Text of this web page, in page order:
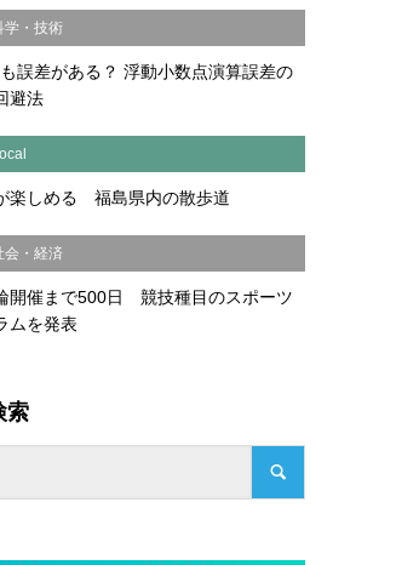
学・技術
誤差がある？ 浮動小数点演算誤差の
避法
楽しめる 福島県内の散歩道
会・経済
開催まで500日 競技種目のスポーツ
ムを発表
索